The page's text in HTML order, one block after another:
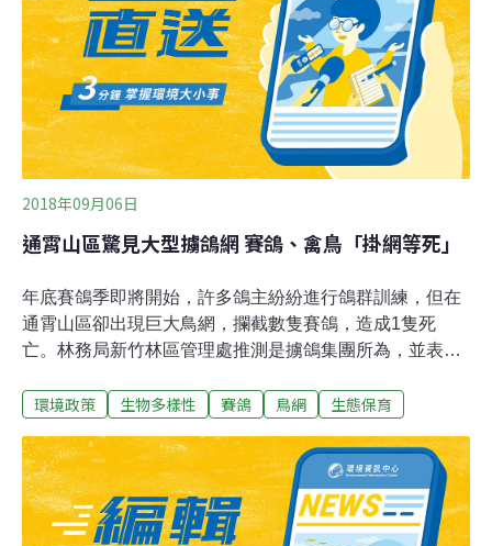
2018年09月06日
通霄山區驚見大型擄鴿網 賽鴿、禽鳥「掛網等死」
年底賽鴿季即將開始，許多鴿主紛紛進行鴿群訓練，但在
通霄山區卻出現巨大鳥網，攔截數隻賽鴿，造成1隻死
亡。林務局新竹林區管理處推測是擄鴿集團所為，並表示
違法擄鴿網，可向新竹林區管理處通報。林務局新竹林區
林地架設大型鳥網，隨即聯絡警方到場查緝，雖抵達現場
未見擄鴿集團身影，但鳥網上已有七隻賽鴿掛網，經緊急
搶救，發現鴿子全為同一鴿主所有，然其中一隻早已身
亡。管理處表示，日前已是第三次在通霄山區同一地點查
環境政策 生物多樣性 賽鴿 鳥網 生態保育